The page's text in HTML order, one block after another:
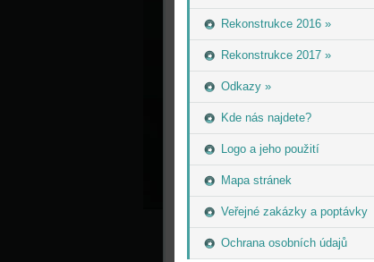
Rekonstrukce 2016 »
Rekonstrukce 2017 »
Odkazy »
Kde nás najdete?
Logo a jeho použití
Mapa stránek
Veřejné zakázky a poptávky
Ochrana osobních údajů